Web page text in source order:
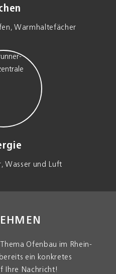
Warmhalte­fächer
Wasser und Luft
Ofen­bau im Rhein-
ein konkretes
Ihre Nach­richt!